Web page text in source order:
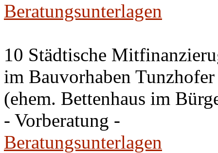
Beratungsunterlagen
10 Städtische
im Bauvorhaben
(ehem. Bettenhaus im
- Vorberatung -
Beratungsunterlagen